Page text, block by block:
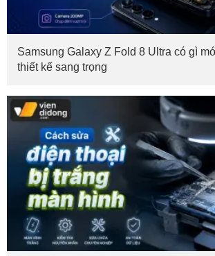
Samsung Galaxy Z Fold 8 Ultra có gì
thiết kế sang trọng